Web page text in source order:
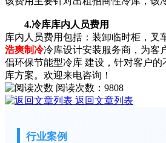
4.冷库库内人员费用
库内人员费用包括：装卸临时柜，叉
浩爽制冷冷库设计安装服务商，为客
倡环保节能型冷库 建设，针对客户
库方案。欢迎来电咨询！
阅读次数： 9808
返回文章列表
行业案例